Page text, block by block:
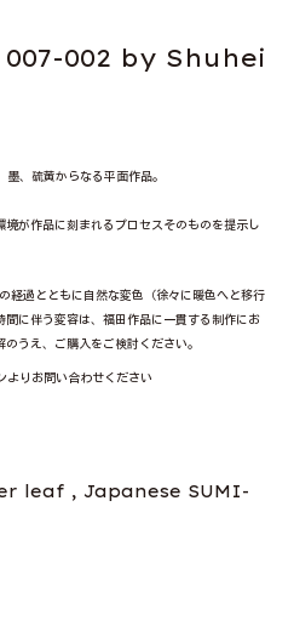
002 by Shuhei
硫黄からなる平面作品。
が作品に刻まれるプロセスそのものを提示し
経過とともに自然な変色（徐々に暖色へと移行
に伴う変容は、福田作品に一貫する制作にお
うえ、ご購入をご検討ください。
りお問い合わせください
leaf , Japanese SUMI-